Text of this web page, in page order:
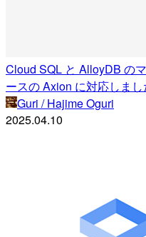
Cloud SQL と AlloyDB の
ースの Axion に対応しま
Guri / Hajime Oguri
2025.04.10